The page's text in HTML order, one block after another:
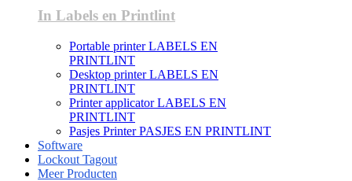
In Labels en Printlint
Portable printer LABELS EN
PRINTLINT
Desktop printer LABELS EN
PRINTLINT
Printer applicator LABELS EN
PRINTLINT
Pasjes Printer PASJES EN PRINTLINT
Software
Lockout Tagout
Meer Producten